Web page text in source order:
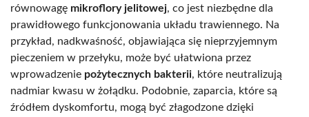
równowagę mikroflory jelitowej, co jest niezbędne dla
prawidłowego funkcjonowania układu trawiennego. Na
przykład, nadkwaśność, objawiająca się nieprzyjemnym
pieczeniem w przełyku, może być ułatwiona przez
wprowadzenie pożytecznych bakterii, które neutralizują
nadmiar kwasu w żołądku. Podobnie, zaparcia, które są
źródłem dyskomfortu, mogą być złagodzone dzięki